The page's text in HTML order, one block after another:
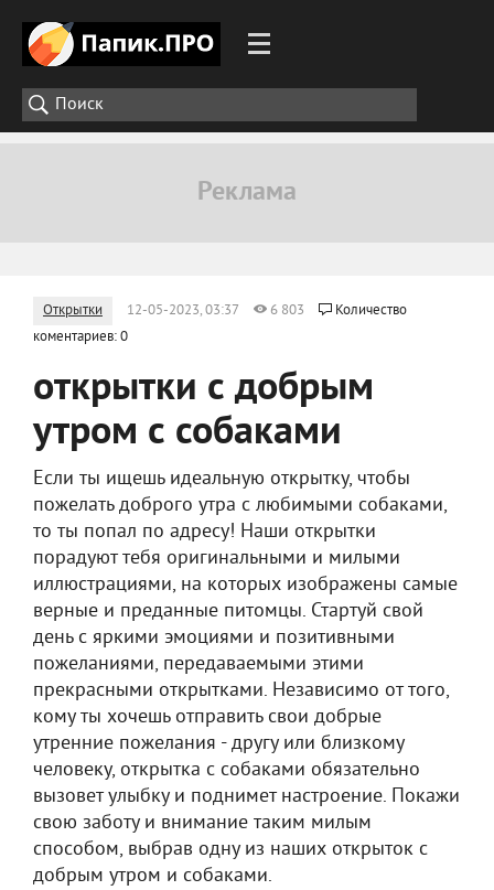
Открытки 12-05-2023, 03:37 6 803
Количество
коментариев: 0
открытки с добрым
утром с собаками
Если ты ищешь идеальную открытку, чтобы
пожелать доброго утра с любимыми собаками,
то ты попал по адресу! Наши открытки
порадуют тебя оригинальными и милыми
иллюстрациями, на которых изображены самые
верные и преданные питомцы. Стартуй свой
день с яркими эмоциями и позитивными
пожеланиями, передаваемыми этими
прекрасными открытками. Независимо от того,
кому ты хочешь отправить свои добрые
утренние пожелания - другу или близкому
человеку, открытка с собаками обязательно
вызовет улыбку и поднимет настроение. Покажи
свою заботу и внимание таким милым
способом, выбрав одну из наших открыток с
добрым утром и собаками.